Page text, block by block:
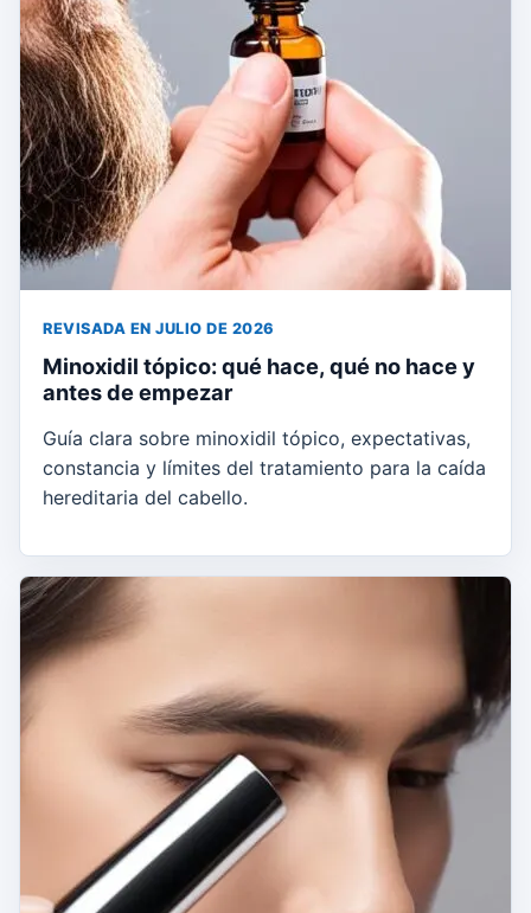
REVISADA EN JULIO DE 2026
Minoxidil tópico: qué hace, qué no hace y
antes de empezar
Guía clara sobre minoxidil tópico, expectativas,
constancia y límites del tratamiento para la caída
hereditaria del cabello.